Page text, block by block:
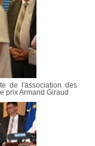
de l'association des
prix Armand Giraud